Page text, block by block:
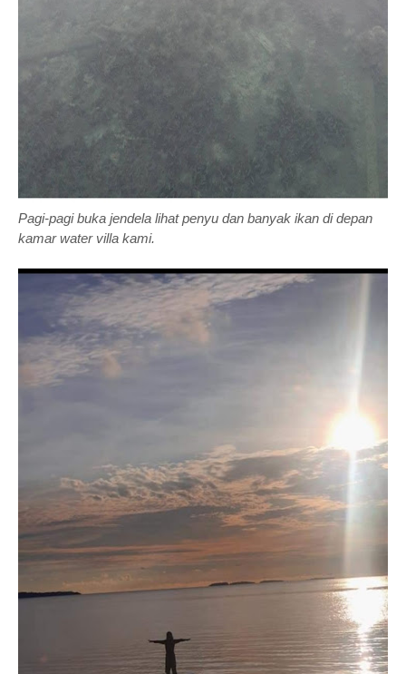
Pagi-pagi buka jendela lihat penyu dan banyak ikan di depan
kamar water villa kami.